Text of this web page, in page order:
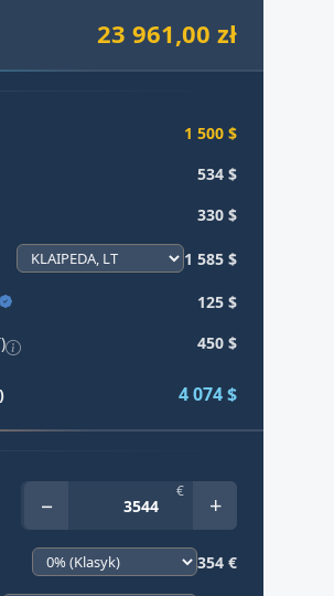
23 961,00 zł
1 500 $
534 $
330 $
1 585 $
125 $
450 $
4 074 $
− € +
354 €